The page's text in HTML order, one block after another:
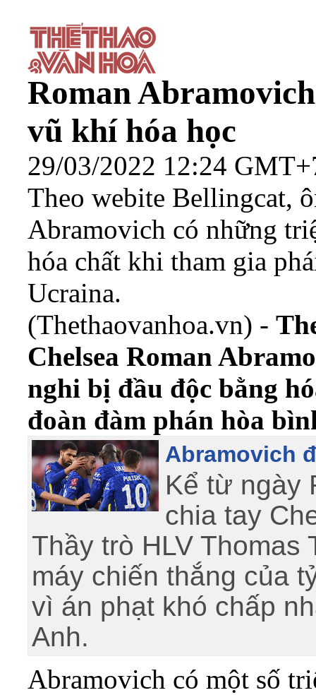
Roman
vũ khí hóa học
29/03/2022 12:24
Theo webite Bellingcat,
Abramovich có những
hóa chất khi tham gia
Ucraina.
(Thethaovanhoa.vn) -
Chelsea Roman
nghi bị đầu độc bằng
đoàn đàm phán hòa
Abramovich
Kể từ ngày
chia tay
Thầy trò HLV Thomas
máy chiến thắng của
vì án phạt khó chấp
Anh.
Abramovich có một số